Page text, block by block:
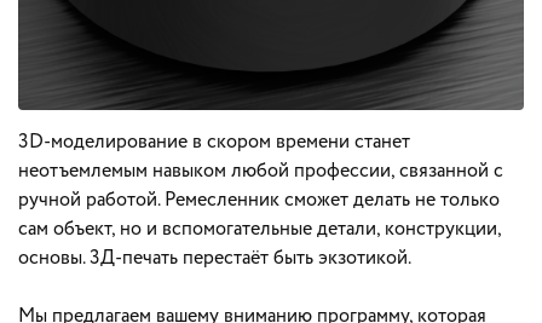
3D-моделирование в скором времени станет
неотъемлемым навыком любой профессии, связанной с
ручной работой. Ремесленник сможет делать не только
сам объект, но и вспомогательные детали, конструкции,
основы. 3Д-печать перестаёт быть экзотикой.
Мы предлагаем вашему вниманию программу, которая